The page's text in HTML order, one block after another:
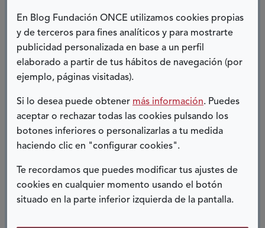
En Blog Fundación ONCE utilizamos cookies propias
y de terceros para fines analíticos y para mostrarte
publicidad personalizada en base a un perfil
elaborado a partir de tus hábitos de navegación (por
ejemplo, páginas visitadas).
Si lo desea puede obtener más información. Puedes
aceptar o rechazar todas las cookies pulsando los
botones inferiores o personalizarlas a tu medida
haciendo clic en "configurar cookies".
Te recordamos que puedes modificar tus ajustes de
cookies en cualquier momento usando el botón
situado en la parte inferior izquierda de la pantalla.
30 ABRIL, 2026
Veinte años después de su adopción, la
Convención de la ONU sobre los Derechos de las
Personas con Discapacidad sigue siendo una de
las herramientas más importantes para...
Ver más
sobre